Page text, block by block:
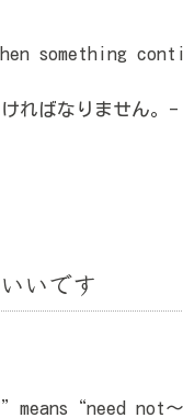
something
ければなりませ
いです
”means“need not